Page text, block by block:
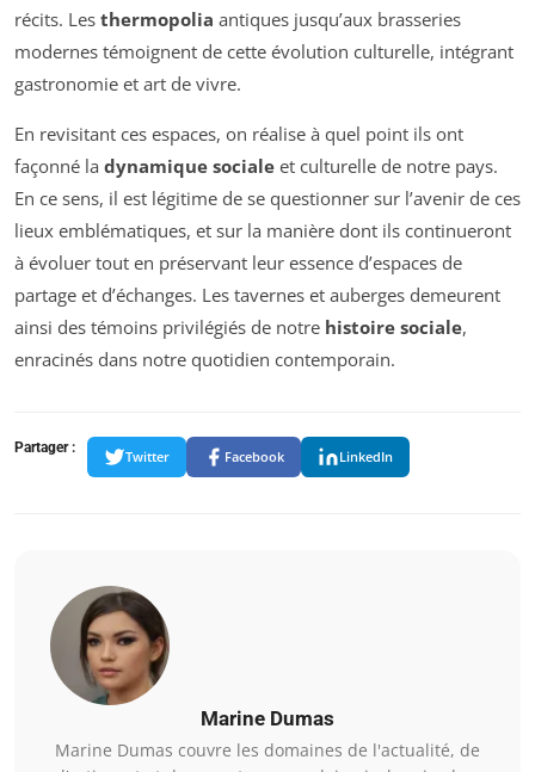
récits. Les thermopolia antiques jusqu’aux brasseries
modernes témoignent de cette évolution culturelle, intégrant
gastronomie et art de vivre.
En revisitant ces espaces, on réalise à quel point ils ont
façonné la dynamique sociale et culturelle de notre pays.
En ce sens, il est légitime de se questionner sur l’avenir de ces
lieux emblématiques, et sur la manière dont ils continueront
à évoluer tout en préservant leur essence d’espaces de
partage et d’échanges. Les tavernes et auberges demeurent
ainsi des témoins privilégiés de notre histoire sociale,
enracinés dans notre quotidien contemporain.
Partager :
Twitter Facebook LinkedIn
Marine Dumas
Marine Dumas couvre les domaines de l'actualité, de